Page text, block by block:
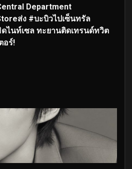
Department
ส่ง #บะบิวไปเซ็นทรัล
ไนท์เซล ทะยานติดเทรนด์ทวิต
อร์!